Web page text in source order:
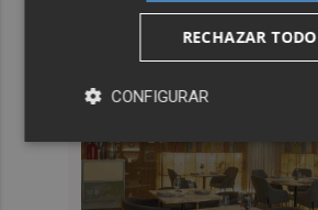
RECHAZAR TODO
CONFIGURAR